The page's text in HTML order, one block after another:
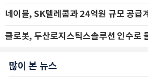
네이블, SK텔레콤과 24억원 규모 공급
많이 본 뉴스